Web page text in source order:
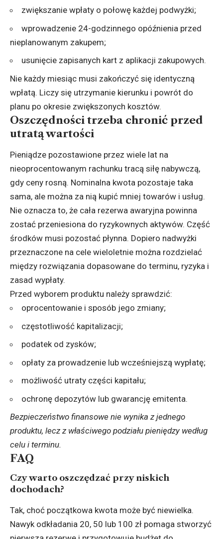
zwiększanie wpłaty o połowę każdej podwyżki;
wprowadzenie 24-godzinnego opóźnienia przed
nieplanowanym zakupem;
usunięcie zapisanych kart z aplikacji zakupowych.
Nie każdy miesiąc musi zakończyć się identyczną
wpłatą. Liczy się utrzymanie kierunku i powrót do
planu po okresie zwiększonych kosztów.
Oszczędności trzeba chronić przed
utratą wartości
Pieniądze pozostawione przez wiele lat na
nieoprocentowanym rachunku tracą siłę nabywczą,
gdy ceny rosną. Nominalna kwota pozostaje taka
sama, ale można za nią kupić mniej towarów i usług.
Nie oznacza to, że cała rezerwa awaryjna powinna
zostać przeniesiona do ryzykownych aktywów. Część
środków musi pozostać płynna. Dopiero nadwyżki
przeznaczone na cele wieloletnie można rozdzielać
między rozwiązania dopasowane do terminu, ryzyka i
zasad wypłaty.
Przed wyborem produktu należy sprawdzić:
oprocentowanie i sposób jego zmiany;
częstotliwość kapitalizacji;
podatek od zysków;
opłaty za prowadzenie lub wcześniejszą wypłatę;
możliwość utraty części kapitału;
ochronę depozytów lub gwarancję emitenta.
Bezpieczeństwo finansowe nie wynika z jednego
produktu, lecz z właściwego podziału pieniędzy według
celu i terminu.
FAQ
Czy warto oszczędzać przy niskich
dochodach?
Tak, choć początkowa kwota może być niewielka.
Nawyk odkładania 20, 50 lub 100 zł pomaga stworzyć